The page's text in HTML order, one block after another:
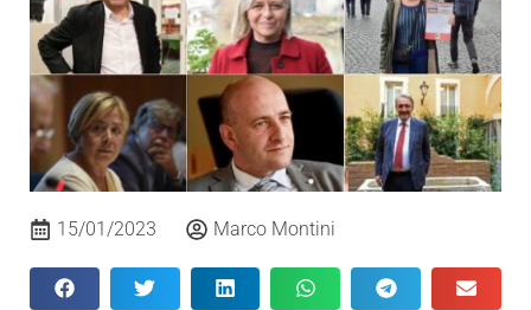
15/01/2023 Marco Montini